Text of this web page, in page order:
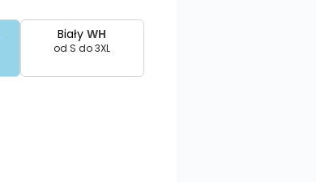
BiałyWH
od S do 3XL